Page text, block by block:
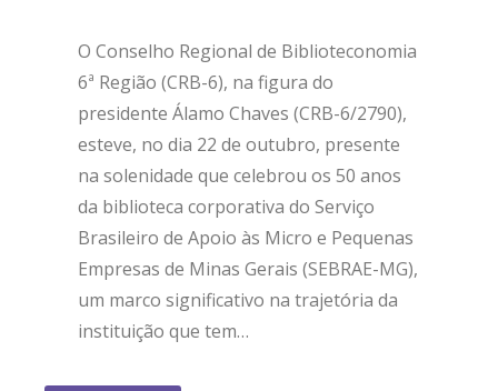
O Conselho Regional de Biblioteconomia
6ª Região (CRB-6), na figura do
presidente Álamo Chaves (CRB-6/2790),
esteve, no dia 22 de outubro, presente
na solenidade que celebrou os 50 anos
da biblioteca corporativa do Serviço
Brasileiro de Apoio às Micro e Pequenas
Empresas de Minas Gerais (SEBRAE-MG),
um marco significativo na trajetória da
instituição que tem…